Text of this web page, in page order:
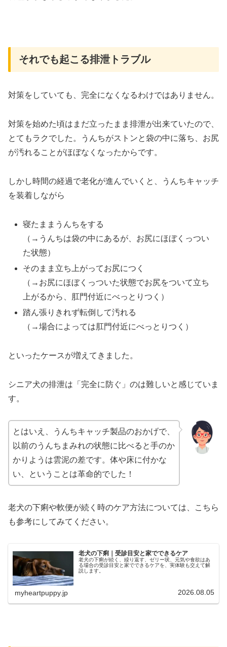
それでも起こる排泄トラブル
対策をしていても、完全になくなるわけではありません。
対策を始めた頃はまだ立ったまま排泄が出来ていたので、
とてもラクでした。うんちがストンと袋の中に落ち、お尻
が汚れることがほぼなくなったからです。
しかし時間の経過で老化が進んでいくと、うんちキャッチ
を装着しながら
寝たままうんちをする
（→うんちは袋の中にあるが、お尻にほぼくっつい
た状態）
そのまま立ち上がってお尻につく
（→お尻にほぼくっついた状態でお尻をついて立ち
上がるから、肛門付近にべっとりつく）
踏ん張りきれず転倒して汚れる
（→場合によっては肛門付近にべっとりつく）
といったケースが増えてきました。
シニア犬の排泄は「完全に防ぐ」のは難しいと感じていま
す。
とはいえ、うんちキャッチ製品のおかげで、
以前のうんちまみれの状態に比べると手のか
かりようは雲泥の差です。体や床に付かな
い、ということは革命的でした！
老犬の下痢や軟便が続く時のケア方法については、こちら
も参考にしてみてください。
老犬の下痢｜受診目安と家でできるケア
老犬の下痢が続く、繰り返す、ゼリー状、元気や食欲はあ
る場合の受診目安と家でできるケアを、実体験も交えて解
説します。
myheartpuppy.jp 2026.08.05